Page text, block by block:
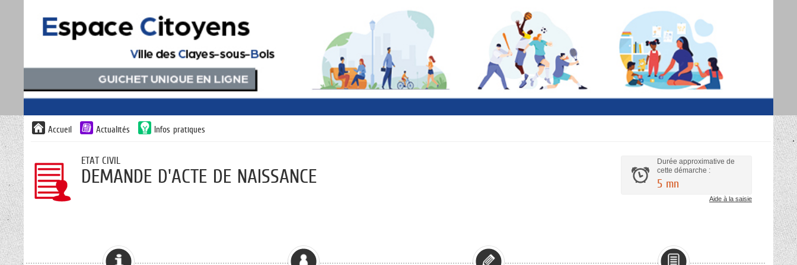
Liste
des
Accueil Actualités Infos pratiques
ETAT CIVIL
DEMANDE D'ACTE DE NAISSANCE
Durée approximative de
cette démarche :
5 mn
Aide à la saisie